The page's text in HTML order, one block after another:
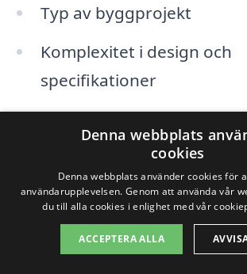
Typ av byggprojekt
Komplexitet i design och
specifikationer
Platsens specifika krav
Erfarenhet och renommé
arkitekten eller företaget
Denna webbplats
cookies
Denna webbplats använder cookies för
användarupplevelsen. Genom att använda vår
du till alla cookies i enlighet med vår
ACCEPTERA ALLA